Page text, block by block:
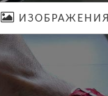
ИЗОБРАЖЕНИЯ